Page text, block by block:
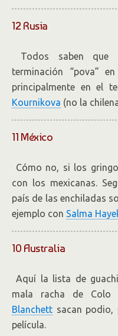
12 Rusia
Todos saben que
terminación “pova”
principalmente en el
Kournikova (no la
11 México
Cómo no, si los
con los mexicanas.
país de las enchiladas
ejemplo con Salma
10 Australia
Aquí la lista de
mala racha de Colo
Blanchett sacan podio,
película.